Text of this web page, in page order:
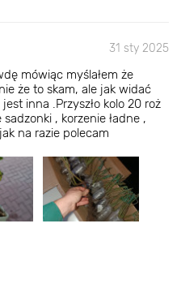
31 sty 2025
mówiąc myślałem że
że to skam, ale jak widać
inna .Przyszło kolo 20 roż
, korzenie ładne ,
na razie polecam